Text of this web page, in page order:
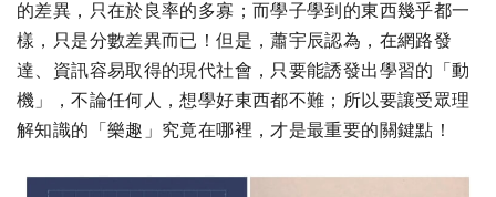
的差異，只在於良率的多寡；而學子學到的東西幾乎都一
樣，只是分數差異而已！但是，蕭宇辰認為，在網路發
達、資訊容易取得的現代社會，只要能誘發出學習的「動
機」，不論任何人，想學好東西都不難；所以要讓受眾理
解知識的「樂趣」究竟在哪裡，才是最重要的關鍵點！